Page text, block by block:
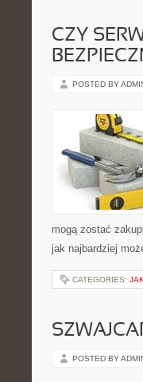
CZY
POSTED BY
mogą zostać
jak najbardziej
CATEGORIES:
POSTED BY